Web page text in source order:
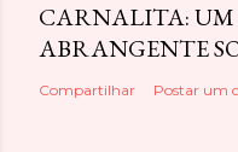
CARNALITA: UM
ABRANGENTE
Compartilhar Postar um